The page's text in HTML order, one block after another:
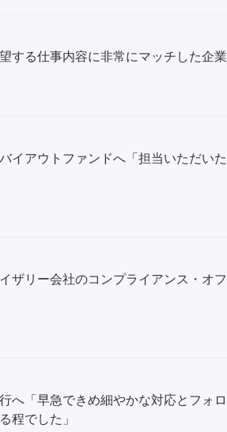
する仕事内容に非常にマッチした企
イアウトファンドへ「担当いただい
ザリー会社のコンプライアンス・オ
へ「早急できめ細やかな対応とフォ
程でした」